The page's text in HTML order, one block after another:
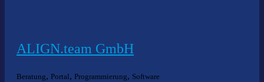
ALIGN.team GmbH
Beratung, Portal, Programmierung, Software